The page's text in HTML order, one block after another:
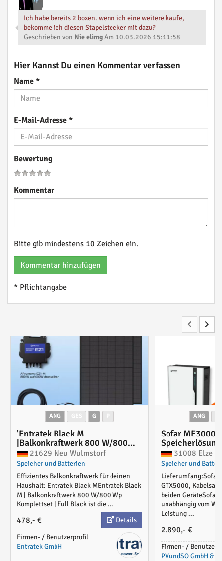
Ich habe bereits 2 boxen. wenn ich eine weitere kaufe,
bekomme ich diesen Stapelstecker mit dazu?
Geschrieben von Nie elimgAm 10.03.2026 15:11:58
Hier Kannst Du einen Kommentar verfassen
Name *
E-Mail-Adresse *
Bewertung
Kommentar
Bitte gib mindestens 10 Zeichen ein.
Kommentar hinzufügen
* Pflichtangabe
ANG G
'Entratek Black M
|Balkonkraftwerk 800 W/800
Wp Komplettset|Full Black|risen
400&EZ1-M&5m&MS-U'
21629 Neu Wulmstorf
Speicher und Batterien
Effizientes Balkonkraftwerk für deinen
Haushalt: Entratek Black MEntratek Black
M | Balkonkraftwerk 800 W/800 Wp
Komplettset | Full Black ist die ...
478,- €
Details
Firmen- / Benutzerprofil
Entratek GmbH
ANG
Sofar
PV Anlagen
31008 Elze
Speicher und
Lieferumfang:Sofar
GTX5000,
beiden GeräteSofar
unabhängig vom
Leistung ...
2.890,- €
Firmen- /
PVundSO GmbH &